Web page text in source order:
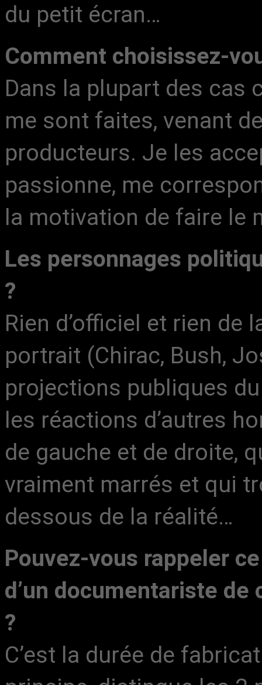
du petit écran…
Comment choisissez-
Dans la plupart des cas
me sont faites, venant
producteurs. Je les
passionne, me
la motivation de faire le
Les personnages
?
Rien d’officiel et rien de
portrait (Chirac, Bush,
projections publiques
les réactions d’autres
de gauche et de droite,
vraiment marrés et qui
dessous de la réalité…
Pouvez-vous rappeler
d’un documentariste
?
C’est la durée de